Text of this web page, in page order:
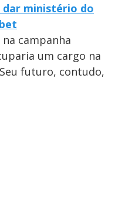
dar ministério do
campanha
um cargo na
futuro, contudo,